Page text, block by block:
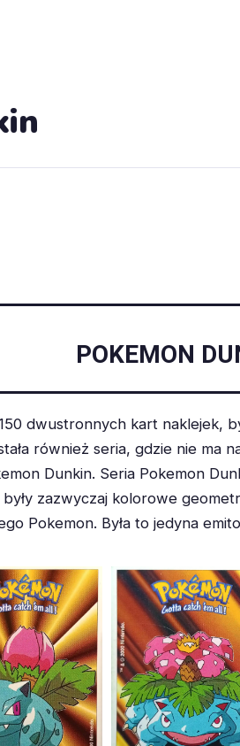
POKEMON
dwustronnych kart naklejek,
również seria, gdzie nie ma
Dunkin. Seria Pokemon
zazwyczaj kolorowe
Pokemon. Była to jedyna